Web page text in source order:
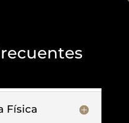
Física